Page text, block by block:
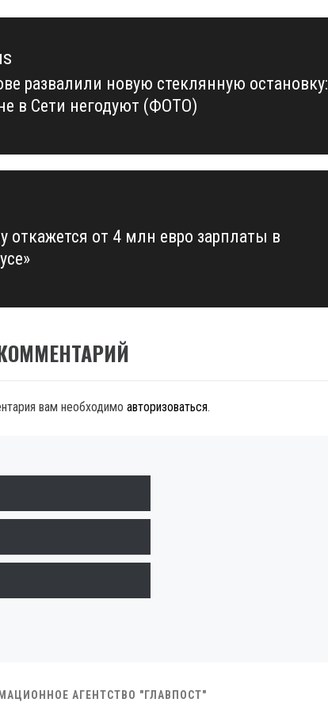
развалили новую стеклянную остановку:
в Сети негодуют (ФОТО)
откажется от 4 млн евро зарплаты в
вам необходимо авторизоваться.
АГЕНТСТВО "ГЛАВПОСТ"